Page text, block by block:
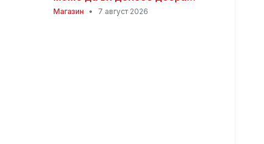
заработка од дома: Не ви треба
Магазин • 7 август 2026